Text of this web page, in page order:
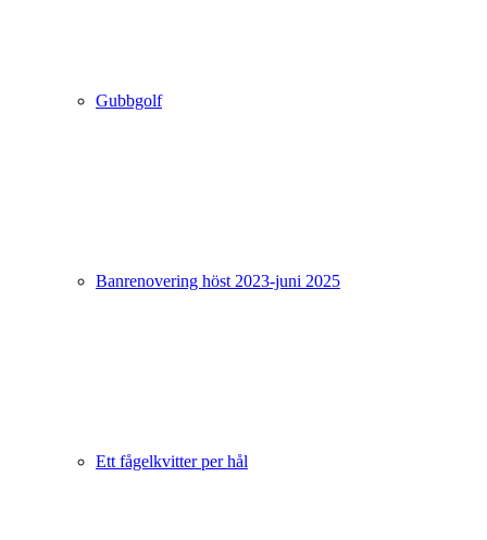
Gubbgolf
Banrenovering höst 2023-juni 2025
Ett fågelkvitter per hål